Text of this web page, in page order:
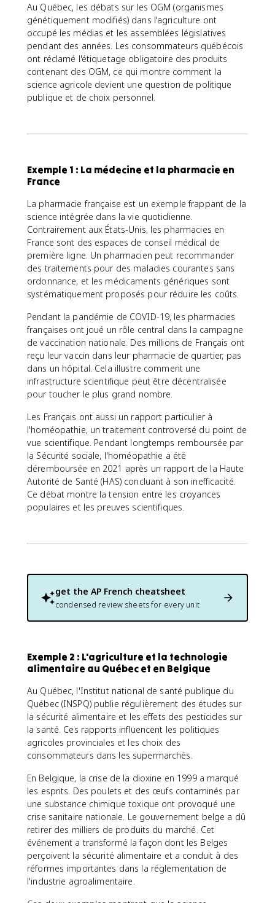
Au Québec, les débats sur les OGM (organismes
génétiquement modifiés) dans l'agriculture ont
occupé les médias et les assemblées législatives
pendant des années. Les consommateurs québécois
ont réclamé l'étiquetage obligatoire des produits
contenant des OGM, ce qui montre comment la
science agricole devient une question de politique
publique et de choix personnel.
Exemple 1 : La médecine et la pharmacie en
France
La pharmacie française est un exemple frappant de la
science intégrée dans la vie quotidienne.
Contrairement aux États-Unis, les pharmacies en
France sont des espaces de conseil médical de
première ligne. Un pharmacien peut recommander
des traitements pour des maladies courantes sans
ordonnance, et les médicaments génériques sont
systématiquement proposés pour réduire les coûts.
Pendant la pandémie de COVID-19, les pharmacies
françaises ont joué un rôle central dans la campagne
de vaccination nationale. Des millions de Français ont
reçu leur vaccin dans leur pharmacie de quartier, pas
dans un hôpital. Cela illustre comment une
infrastructure scientifique peut être décentralisée
pour toucher le plus grand nombre.
Les Français ont aussi un rapport particulier à
l'homéopathie, un traitement controversé du point de
vue scientifique. Pendant longtemps remboursée par
la Sécurité sociale, l'homéopathie a été
déremboursée en 2021 après un rapport de la Haute
Autorité de Santé (HAS) concluant à son inefficacité.
Ce débat montre la tension entre les croyances
populaires et les preuves scientifiques.
get the AP French cheatsheet
condensed review sheets for every unit
Exemple 2 : L'agriculture et la technologie
alimentaire au Québec et en Belgique
Au Québec, l'Institut national de santé publique du
Québec (INSPQ) publie régulièrement des études sur
la sécurité alimentaire et les effets des pesticides sur
la santé. Ces rapports influencent les politiques
agricoles provinciales et les choix des
consommateurs dans les supermarchés.
En Belgique, la crise de la dioxine en 1999 a marqué
les esprits. Des poulets et des œufs contaminés par
une substance chimique toxique ont provoqué une
crise sanitaire nationale. Le gouvernement belge a dû
retirer des milliers de produits du marché. Cet
événement a transformé la façon dont les Belges
perçoivent la sécurité alimentaire et a conduit à des
réformes importantes dans la réglementation de
l'industrie agroalimentaire.